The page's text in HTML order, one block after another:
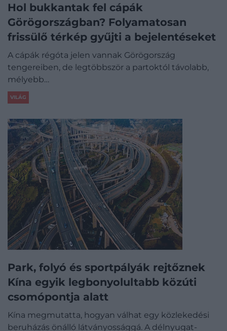
Hol bukkantak fel cápák
Görögországban? Folyamatosan
frissülő térkép gyűjti a bejelentéseket
A cápák régóta jelen vannak Görögország
tengereiben, de legtöbbször a partoktól távolabb,
mélyebb…
VILÁG
Park, folyó és sportpályák rejtőznek
Kína egyik legbonyolultabb közúti
csomópontja alatt
Kína megmutatta, hogyan válhat egy közlekedési
beruházás önálló látványossággá. A délnyugat-